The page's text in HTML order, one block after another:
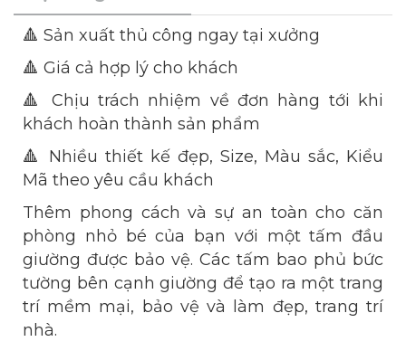
🔺 Sản xuất thủ công ngay tại xưởng
🔺 Giá cả hợp lý cho khách
🔺 Chịu trách nhiệm về đơn hàng tới khi
khách hoàn thành sản phẩm
🔺 Nhiều thiết kế đẹp, Size, Màu sắc, Kiểu
Mã theo yêu cầu khách
Thêm phong cách và sự an toàn cho căn
phòng nhỏ bé của bạn với một tấm đầu
giường được bảo vệ. Các tấm bao phủ bức
tường bên cạnh giường để tạo ra một trang
trí mềm mại, bảo vệ và làm đẹp, trang trí
nhà.